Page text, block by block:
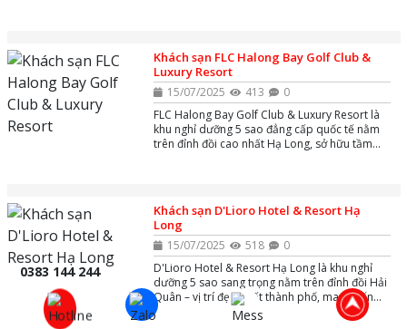
ngoài trời, spa thư giãn cùng nhà hàng đa
dạng, phù hợp cho cả du khách nghỉ dưỡng và
công tác.
Khách sạn FLC Halong Bay Golf Club &
Luxury Resort
15/07/2025 413
0
FLC Halong Bay Golf Club & Luxury Resort là
khu nghỉ dưỡng 5 sao đẳng cấp quốc tế nằm
trên đỉnh đồi cao nhất Hạ Long, sở hữu tầm
phong cách châu Âu, bể bơi vô cực,....
Khách sạn D'Lioro Hotel & Resort Hạ
Long
15/07/2025 518
0
D'Lioro Hotel & Resort Hạ Long là khu nghỉ
dưỡng 5 sao sang trọng nằm trên đỉnh đồi Hải
Quân – vị trí đẹp nhất thành phố, mang đến
tầm nhìn toàn cảnh ngoạn mục ra vịnh Hạ
0383 144 244